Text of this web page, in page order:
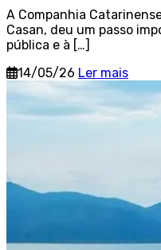
A Companhia
Casan, deu um passo
pública e à […]
14/05/26 Ler mais